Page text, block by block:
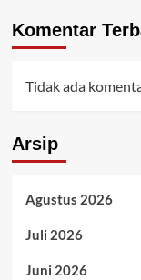
Komentar
Tidak ada
Arsip
Agustus 2026
Juli 2026
Juni 2026